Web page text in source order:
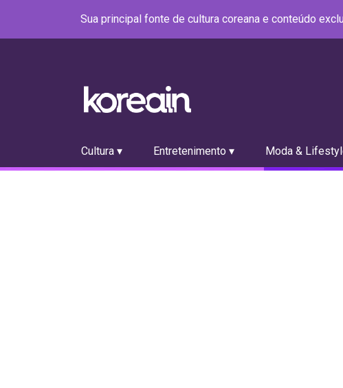
Sua principal fonte de cultura coreana e conteúdo
Cultura ▾ Entretenimento ▾ Moda &